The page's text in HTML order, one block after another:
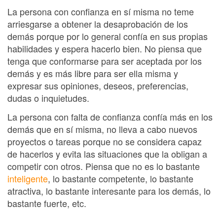
La persona con confianza en sí misma no teme
arriesgarse a obtener la desaprobación de los
demás porque por lo general confía en sus propias
habilidades y espera hacerlo bien. No piensa que
tenga que conformarse para ser aceptada por los
demás y es más libre para ser ella misma y
expresar sus opiniones, deseos, preferencias,
dudas o inquietudes.
La persona con falta de confianza confía más en los
demás que en sí misma, no lleva a cabo nuevos
proyectos o tareas porque no se considera capaz
de hacerlos y evita las situaciones que la obligan a
competir con otros. Piensa que no es lo bastante
inteligente, lo bastante competente, lo bastante
atractiva, lo bastante interesante para los demás, lo
bastante fuerte, etc.